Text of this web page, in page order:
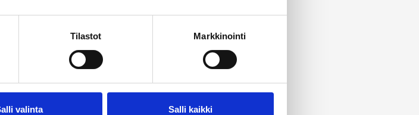
Tilastot Markkinointi
valinta Salli kaikki
KAVE­RIL­LE